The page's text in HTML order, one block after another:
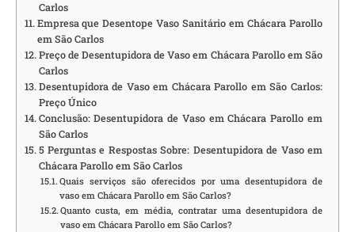
Carlos
Empresa que Desentope Vaso Sanitário em Chácara Parollo
em São Carlos
Preço de Desentupidora de Vaso em Chácara Parollo em São
Carlos
Desentupidora de Vaso em Chácara Parollo em São Carlos:
Preço Único
Conclusão: Desentupidora de Vaso em Chácara Parollo em
São Carlos
5 Perguntas e Respostas Sobre: Desentupidora de Vaso em
Chácara Parollo em São Carlos
Quais serviços são oferecidos por uma desentupidora de
vaso em Chácara Parollo em São Carlos?
Quanto custa, em média, contratar uma desentupidora de
vaso em Chácara Parollo em São Carlos?